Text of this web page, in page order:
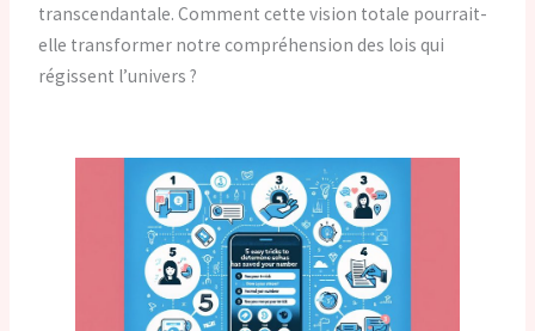
transcendantale. Comment cette vision totale pourrait-
elle transformer notre compréhension des lois qui
régissent l’univers ?